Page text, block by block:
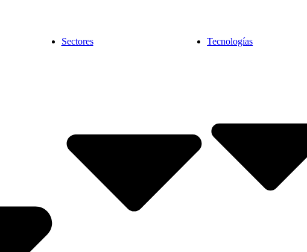
Sectores Tecnologías